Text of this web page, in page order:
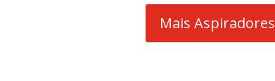
Mais Aspiradores